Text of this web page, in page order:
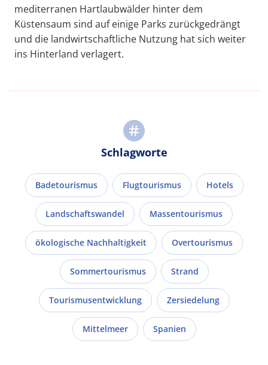
mediterranen Hartlaubwälder hinter dem
Küstensaum sind auf einige Parks zurückgedrängt
und die landwirtschaftliche Nutzung hat sich weiter
ins Hinterland verlagert.
Schlagworte
Badetourismus Flugtourismus Hotels
Landschaftswandel Massentourismus
ökologische Nachhaltigkeit Overtourismus
Sommertourismus Strand
Tourismusentwicklung Zersiedelung
Mittelmeer Spanien